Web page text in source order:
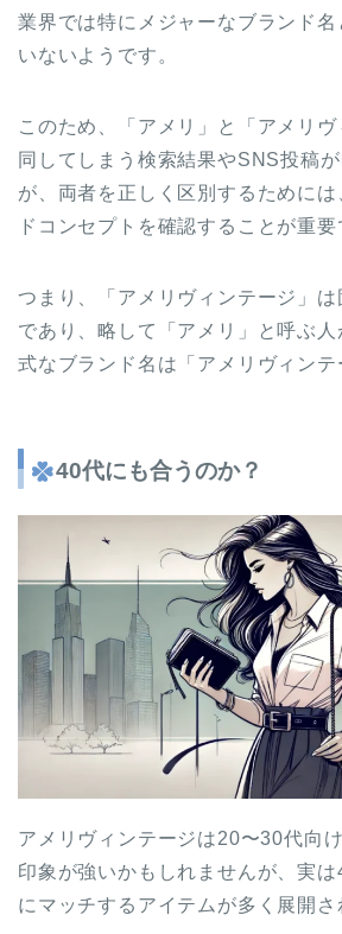
業界では特にメジャーなブランド名
いないようです。
このため、「アメリ」と「アメリ
同してしまう検索結果やSNS投稿
が、両者を正しく区別するために
ドコンセプトを確認することが重要
つまり、「アメリヴィンテージ」は
であり、略して「アメリ」と呼ぶ
式なブランド名は「アメリヴィンテ
40代にも合うのか？
アメリヴィンテージは20〜30代向
印象が強いかもしれませんが、実
にマッチするアイテムが多く展開さ